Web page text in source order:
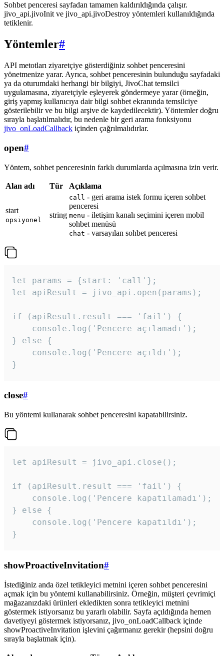
Sohbet penceresi sayfadan tamamen kaldırıldığında çalışır.
jivo_api.jivoInit ve jivo_api.jivoDestroy yöntemleri kullanıldığında
tetiklenir.
Yöntemler#
API metotları ziyaretçiye gösterdiğiniz sohbet penceresini
yönetmenize yarar. Ayrıca, sohbet penceresinin bulunduğu sayfadaki
ya da oturumdaki herhangi bir bilgiyi, JivoChat temsilci
uygulamasına, ziyaretçiyle eşleyerek göndermeye yarar (örneğin,
giriş yapmış kullanıcıya dair bilgi sohbet ekranında temsilciye
gösterilebilir ve bu bilgi arşive de kaydedilecektir). Yöntemler doğru
sırayla başlatılmalıdır, bu nedenle bir geri arama fonksiyonu
jivo_onLoadCallback içinden çağrılmalıdırlar.
open#
Yöntem, sohbet penceresinin farklı durumlarda açılmasına izin verir.
Alan adı Tür Açıklama
start
opsiyonel
string
call - geri arama istek formu içeren sohbet
penceresi
menu - iletişim kanalı seçimini içeren mobil
sohbet menüsü
chat - varsayılan sohbet penceresi
let params = {start: 'call'};
let apiResult = jivo_api.open(params);
if (apiResult.result === 'fail') {
    console.log('Pencere açılamadı');
} else {
    console.log('Pencere açıldı');
}
close#
Bu yöntemi kullanarak sohbet penceresini kapatabilirsiniz.
let apiResult = jivo_api.close();
if (apiResult.result === 'fail') {
    console.log('Pencere kapatılamadı');
} else {
    console.log('Pencere kapatıldı');
}
showProactiveInvitation#
İstediğiniz anda özel tetikleyici metnini içeren sohbet penceresini
açmak için bu yöntemi kullanabilirsiniz. Örneğin, müşteri çevrimiçi
mağazanızdaki ürünleri ekledikten sonra tetikleyici metnini
göstermek istiyorsanız bu yararlı olabilir. Sayfa açıldığında hemen
davetiyeyi göstermek istiyorsanız, jivo_onLoadCallback içinde
showProactiveInvitation işlevini çağırmanız gerekir (hepsini doğru
sırayla başlatmak için).